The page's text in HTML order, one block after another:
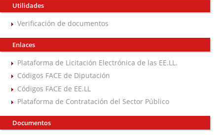
Utilidades
Verificación de documentos
Enlaces
Plataforma de Licitación Electrónica de las EE.LL.
Códigos FACE de Diputación
Códigos FACE de EE.LL
Plataforma de Contratación del Sector Público
Documentos